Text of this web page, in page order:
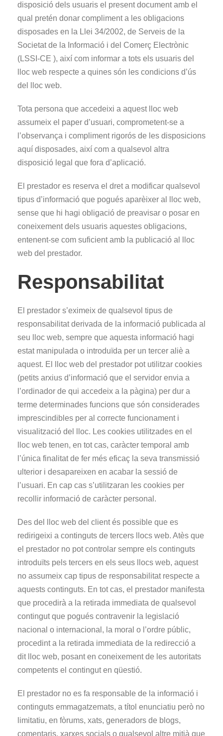
disposició dels usuaris el present document amb el
qual pretén donar compliment a les obligacions
disposades en la Llei 34/2002, de Serveis de la
Societat de la Informació i del Comerç Electrònic
(LSSI-CE ), així com informar a tots els usuaris del
lloc web respecte a quines són les condicions d’ús
del lloc web.
Tota persona que accedeixi a aquest lloc web
assumeix el paper d’usuari, comprometent-se a
l’observança i compliment rigorós de les disposicions
aquí disposades, així com a qualsevol altra
disposició legal que fora d’aplicació.
El prestador es reserva el dret a modificar qualsevol
tipus d’informació que pogués aparèixer al lloc web,
sense que hi hagi obligació de preavisar o posar en
coneixement dels usuaris aquestes obligacions,
entenent-se com suficient amb la publicació al lloc
web del prestador.
Responsabilitat
El prestador s’eximeix de qualsevol tipus de
responsabilitat derivada de la informació publicada al
seu lloc web, sempre que aquesta informació hagi
estat manipulada o introduïda per un tercer aliè a
aquest. El lloc web del prestador pot utilitzar cookies
(petits arxius d’informació que el servidor envia a
l’ordinador de qui accedeix a la pàgina) per dur a
terme determinades funcions que són considerades
imprescindibles per al correcte funcionament i
visualització del lloc. Les cookies utilitzades en el
lloc web tenen, en tot cas, caràcter temporal amb
l’única finalitat de fer més eficaç la seva transmissió
ulterior i desapareixen en acabar la sessió de
l’usuari. En cap cas s’utilitzaran les cookies per
recollir informació de caràcter personal.
Des del lloc web del client és possible que es
redirigeixi a continguts de tercers llocs web. Atès que
el prestador no pot controlar sempre els continguts
introduïts pels tercers en els seus llocs web, aquest
no assumeix cap tipus de responsabilitat respecte a
aquests continguts. En tot cas, el prestador manifesta
que procedirà a la retirada immediata de qualsevol
contingut que pogués contravenir la legislació
nacional o internacional, la moral o l’ordre públic,
procedint a la retirada immediata de la redirecció a
dit lloc web, posant en coneixement de les autoritats
competents el contingut en qüestió.
El prestador no es fa responsable de la informació i
continguts emmagatzemats, a títol enunciatiu però no
limitatiu, en fòrums, xats, generadors de blogs,
comentaris, xarxes socials o qualsevol altre mitjà que